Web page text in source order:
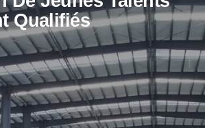
Qualifiés